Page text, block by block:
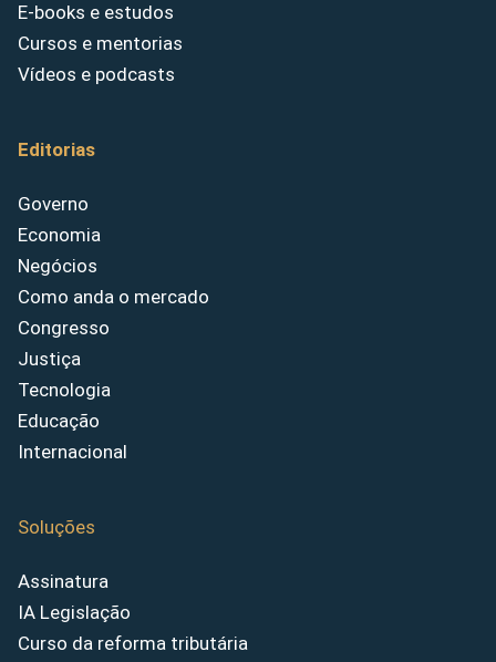
E-books e estudos
Cursos e mentorias
Vídeos e podcasts
Editorias
Governo
Economia
Negócios
Como anda o mercado
Congresso
Justiça
Tecnologia
Educação
Internacional
Soluções
Assinatura
IA Legislação
Curso da reforma tributária